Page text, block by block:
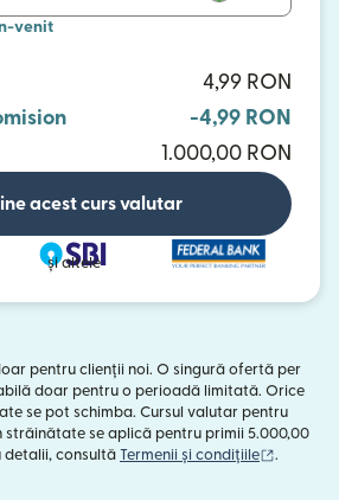
venit
4,99 RON
-4,99 RON
1.000,00 RON
acest curs valutar
și altele
pentru clienții noi. O singură ofertă per
doar pentru o perioadă limitată. Orice
se pot schimba. Cursul valutar pentru
străinătate se aplică pentru primii 5.000,00
detalii, consultă Termenii și condițiile .